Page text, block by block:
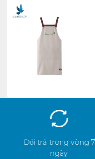
Đổi trả trong vòng 7
ngày